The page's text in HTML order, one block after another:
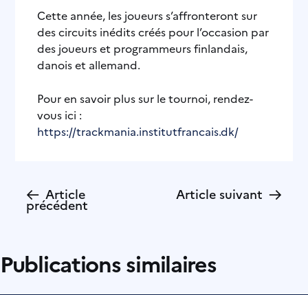
Cette année, les joueurs s’affronteront sur
des circuits inédits créés pour l’occasion par
des joueurs et programmeurs finlandais,
danois et allemand.
Pour en savoir plus sur le tournoi, rendez-
vous ici :
https://trackmania.institutfrancais.dk/
← Article
précédent
Article suivant →
Publications similaires